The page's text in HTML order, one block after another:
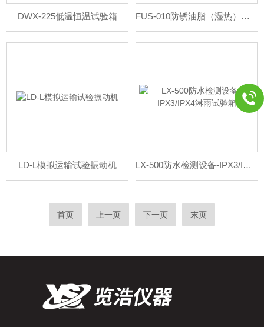
DWX-225低温恒温试验箱 FUS-010防锈油脂（湿热）试验机
LD-L模拟运输试验振动机 LX-500防水检测设备-IPX3/IPX4淋雨试验箱
首页 上一页 下一页 末页